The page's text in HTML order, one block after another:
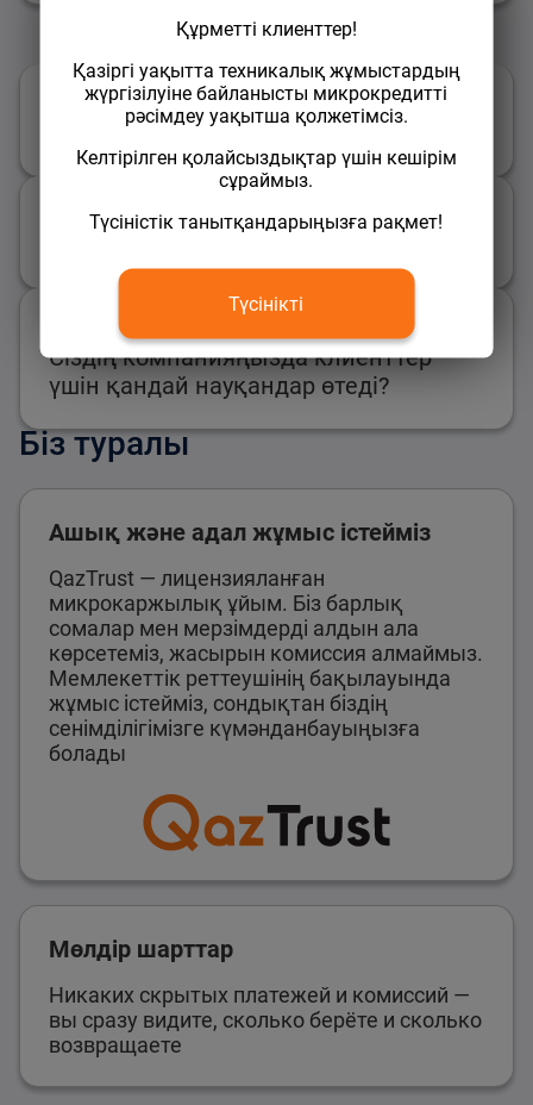
Сұрақтарға жауаптар
Ақшаны қалай алуға болады?
Сіздің компанияңызда клиенттер
үшін қандай науқандар өтеді?
Біз туралы
Ашық және адал жұмыс істейміз
QazTrust — лицензияланған
микрокаржылық ұйым. Біз барлық
сомалар мен мерзімдерді алдын ала
көрсетеміз, жасырын комиссия алмаймыз.
Мемлекеттік реттеушінің бақылауында
жұмыс істейміз, сондықтан біздің
сенімділігімізге күмәнданбауыңызға
болады
Мөлдір шарттар
Никаких скрытых платежей и комиссий —
вы сразу видите, сколько берёте и сколько
возвращаете
Құрметті клиенттер!
Қазіргі уақытта техникалық жұмыстардың
жүргізілуіне байланысты микрокредитті
рәсімдеу уақытша қолжетімсіз.
Келтірілген қолайсыздықтар үшін кешірім
сұраймыз.
Түсіністік танытқандарыңызға рақмет!
Түсінікті